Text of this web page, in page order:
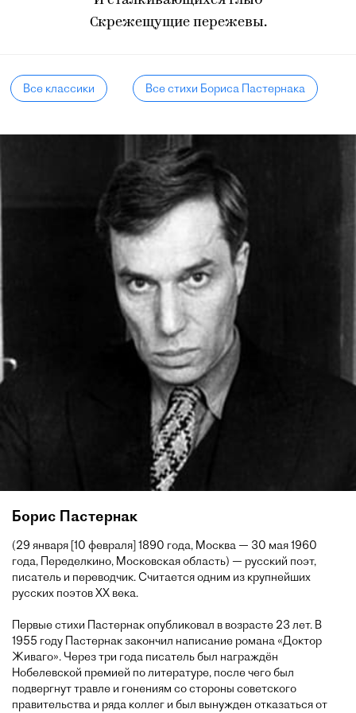
Скрежещущие пережевы.
Все классики Все стихи Бориса Пастернака
Борис Пастернак
(29 января [10 февраля] 1890 года, Москва — 30 мая 1960
года, Переделкино, Московская область) — русский поэт,
писатель и переводчик. Считается одним из крупнейших
русских поэтов XX века.
Первые стихи Пастернак опубликовал в возрасте 23 лет. В
1955 году Пастернак закончил написание романа «Доктор
Живаго». Через три года писатель был награждён
Нобелевской премией по литературе, после чего был
подвергнут травле и гонениям со стороны советского
правительства и ряда коллег и был вынужден отказаться от